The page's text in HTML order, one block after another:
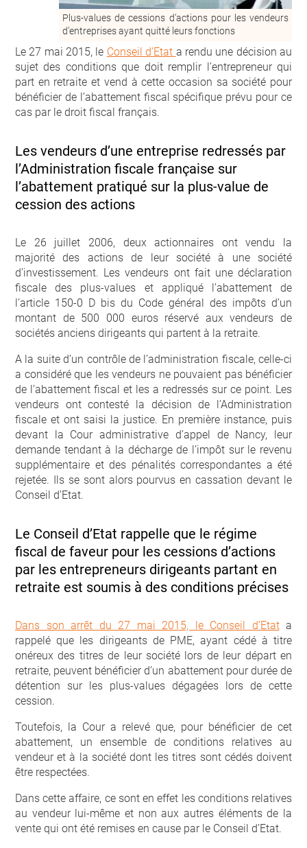
Plus-values de cessions d’actions pour les vendeurs
d’entreprises ayant quitté leurs fonctions
Le 27 mai 2015, le Conseil d’Etat a rendu une décision au
sujet des conditions que doit remplir l’entrepreneur qui
part en retraite et vend à cette occasion sa société pour
bénéficier de l’abattement fiscal spécifique prévu pour ce
cas par le droit fiscal français.
Les vendeurs d’une entreprise redressés par
l’Administration fiscale française sur
l’abattement pratiqué sur la plus-value de
cession des actions
Le 26 juillet 2006, deux actionnaires ont vendu la
majorité des actions de leur société à une société
d’investissement. Les vendeurs ont fait une déclaration
fiscale des plus-values et appliqué l’abattement de
l’article 150-0 D bis du Code général des impôts d’un
montant de 500 000 euros réservé aux vendeurs de
sociétés anciens dirigeants qui partent à la retraite.
A la suite d’un contrôle de l’administration fiscale, celle-ci
a considéré que les vendeurs ne pouvaient pas bénéficier
de l’abattement fiscal et les a redressés sur ce point. Les
vendeurs ont contesté la décision de l’Administration
fiscale et ont saisi la justice. En première instance, puis
devant la Cour administrative d’appel de Nancy, leur
demande tendant à la décharge de l’impôt sur le revenu
supplémentaire et des pénalités correspondantes a été
rejetée. Ils se sont alors pourvus en cassation devant le
Conseil d’Etat.
Le Conseil d’Etat rappelle que le régime
fiscal de faveur pour les cessions d’actions
par les entrepreneurs dirigeants partant en
retraite est soumis à des conditions précises
Dans son arrêt du 27 mai 2015, le Conseil d’Etata
rappelé que les dirigeants de PME, ayant cédé à titre
onéreux des titres de leur société lors de leur départ en
retraite, peuvent bénéficier d’un abattement pour durée de
détention sur les plus-values dégagées lors de cette
cession.
Toutefois, la Cour a relevé que, pour bénéficier de cet
abattement, un ensemble de conditions relatives au
vendeur et à la société dont les titres sont cédés doivent
être respectées.
Dans cette affaire, ce sont en effet les conditions relatives
au vendeur lui-même et non aux autres éléments de la
vente qui ont été remises en cause par le Conseil d’Etat.